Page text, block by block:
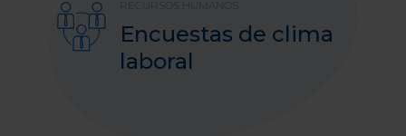
Encuestas de clima
laboral